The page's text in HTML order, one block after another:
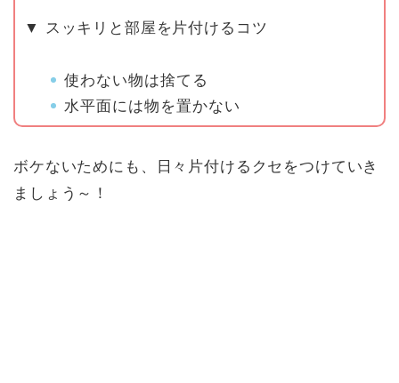
▼ スッキリと部屋を片付けるコツ
使わない物は捨てる
水平面には物を置かない
ボケないためにも、日々片付けるクセをつけていき
ましょう～！